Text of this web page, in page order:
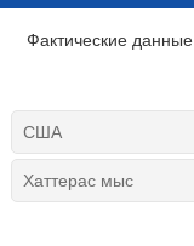
Фактические данные